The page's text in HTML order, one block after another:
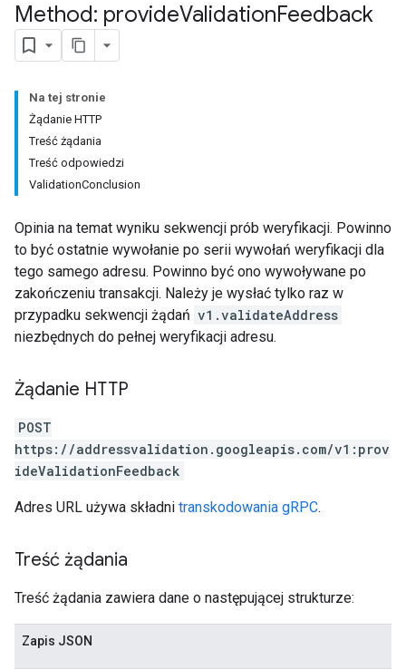
Method: provideValidationFeedback
Na tej stronie
Żądanie HTTP
Treść żądania
Treść odpowiedzi
ValidationConclusion
Opinia na temat wyniku sekwencji prób weryfikacji. Powinno
to być ostatnie wywołanie po serii wywołań weryfikacji dla
tego samego adresu. Powinno być ono wywoływane po
zakończeniu transakcji. Należy je wysłać tylko raz w
przypadku sekwencji żądań v1.validateAddress
niezbędnych do pełnej weryfikacji adresu.
Żądanie HTTP
POST
https://addressvalidation.googleapis.com/v1:prov
ideValidationFeedback
Adres URL używa składni transkodowania gRPC.
Treść żądania
Treść żądania zawiera dane o następującej strukturze:
Zapis JSON